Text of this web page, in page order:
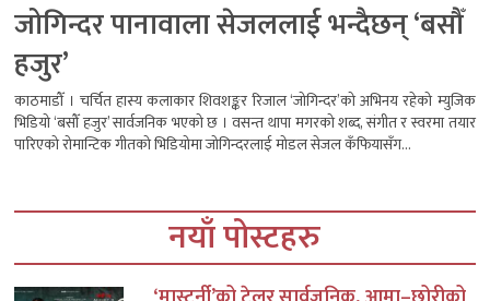
जोगिन्दर पानावाला सेजललाई भन्दैछन् ‘बसौँ
हजुर’
काठमाडौँ । चर्चित हास्य कलाकार शिवशङ्कर रिजाल ‘जोगिन्दर’को अभिनय रहेको म्युजिक
भिडियो ‘बसौँ हजुर’ सार्वजनिक भएको छ । वसन्त थापा मगरको शब्द, संगीत र स्वरमा तयार
पारिएको रोमान्टिक गीतको भिडियोमा जोगिन्दरलाई मोडल सेजल कँफियासँग...
नयाँ पोस्टहरु